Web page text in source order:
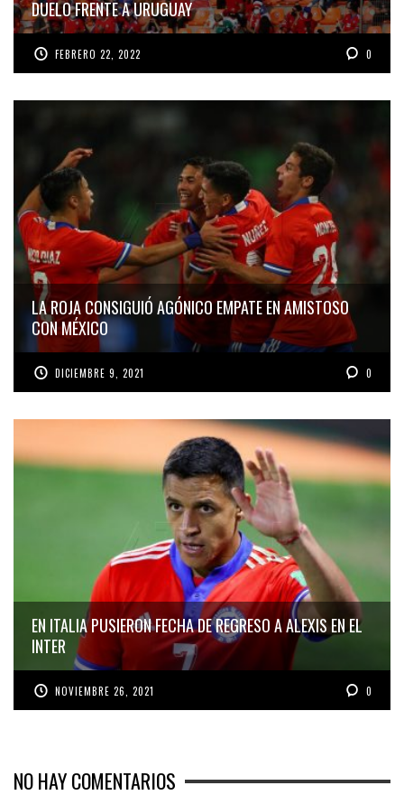
DUELO FRENTE A URUGUAY
FEBRERO 22, 2022 0
LA ROJA CONSIGUIÓ AGÓNICO EMPATE EN AMISTOSO
CON MÉXICO
DICIEMBRE 9, 2021 0
EN ITALIA PUSIERON FECHA DE REGRESO A ALEXIS EN EL
INTER
NOVIEMBRE 26, 2021 0
NO HAY COMENTARIOS